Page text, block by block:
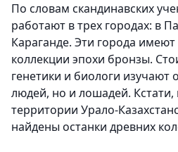
По словам скандинавских
работают в трех городах: в
Караганде. Эти города
коллекции эпохи бронзы.
генетики и биологи изучают
людей, но и лошадей.
территории Урало-
найдены останки древних